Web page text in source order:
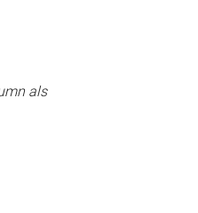
als